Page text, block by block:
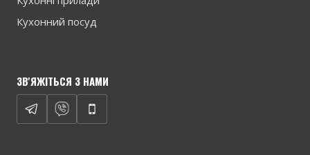
Кухонний посуд
ЗВ'ЯЖІТЬСЯ З НАМИ